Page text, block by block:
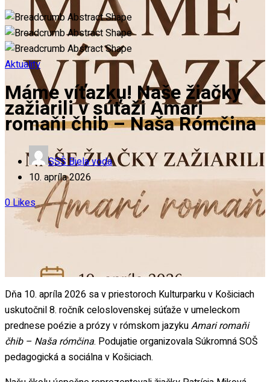
Aktuality
Máme víťazku! Naše žiačky
zažiarili v súťaži Amari
romaňi čhib – Naša Rómčina
SSŠ Biela voda
10. apríla 2026
0Likes
Dňa 10. apríla 2026 sa v priestoroch Kulturparku v Košiciach
uskutočnil 8. ročník celoslovenskej súťaže v umeleckom
prednese poézie a prózy v rómskom jazykuAmari romaňi
čhib – Naša rómčina. Podujatie organizovala Súkromná SOŠ
pedagogická a sociálna v Košiciach.